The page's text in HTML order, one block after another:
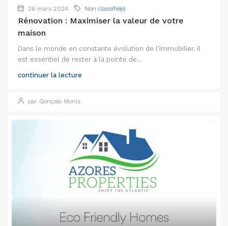
26 mars 2024 Non classifié(e)
Rénovation : Maximiser la valeur de votre
maison
Dans le monde en constante évolution de l'immobilier, il
est essentiel de rester à la pointe de...
continuer la lecture
par Gonçalo Moniz